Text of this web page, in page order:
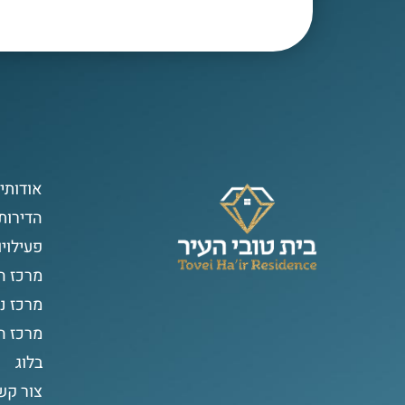
מרכז
מרכז
מרכז
בלוג
צור